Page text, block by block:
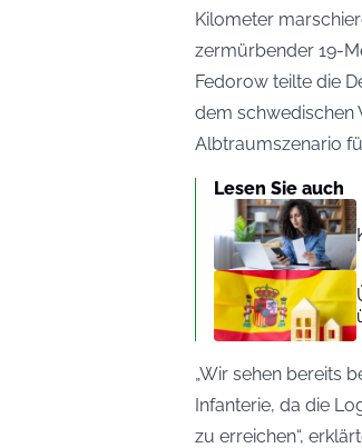
Kilometer
zermürbender 19-
Fedorow teilte die
dem schwedischen
Albtraumszenario
Lesen Sie auch
„Wir sehen bereits
Infanterie, da die
zu erreichen“,